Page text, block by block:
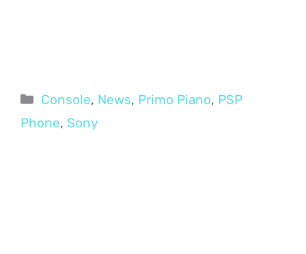
Categorie
Console, News, Primo Piano, PSP
Phone, Sony